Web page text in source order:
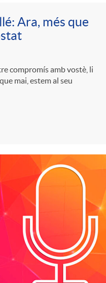
Ara, més que
compromís amb vostè, li
mai, estem al seu